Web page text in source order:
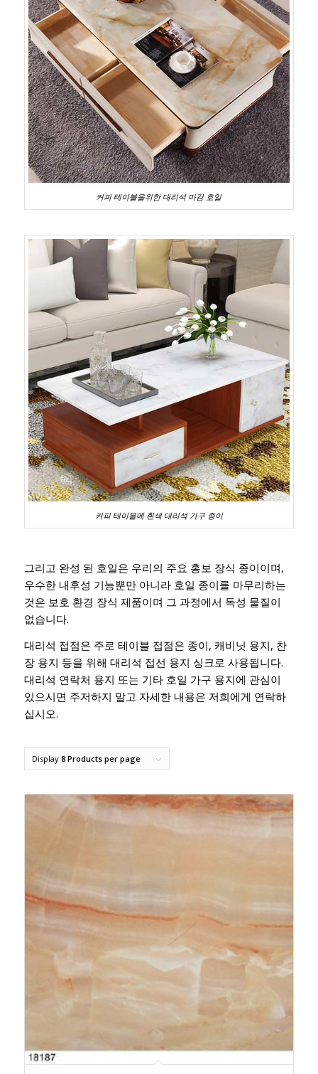
커피 테이블을위한 대리석 마감 호일
커피 테이블에 흰색 대리석 가구 종이
그리고 완성 된 호일은 우리의 주요 홍보 장식 종이이며,
우수한 내후성 기능뿐만 아니라 호일 종이를 마무리하는
것은 보호 환경 장식 제품이며 그 과정에서 독성 물질이
없습니다.
대리석 접점은 주로 테이블 접점은 종이, 캐비닛 용지, 찬
장 용지 등을 위해 대리석 접선 용지 싱크로 사용됩니다.
대리석 연락처 용지 또는 기타 호일 가구 용지에 관심이
있으시면 주저하지 말고 자세한 내용은 저희에게 연락하
십시오.
Display 8 Products per page